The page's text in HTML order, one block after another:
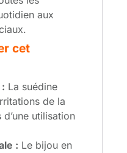
aux
cet
La suédine
de la
utilisation
: Le bijou en